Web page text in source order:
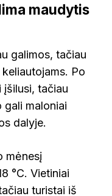
maudytis
galimos, tačiau
Po
įšilusi, tačiau
gali maloniai
dalyje.
mėnesį
°C. Vietiniai
turistai iš